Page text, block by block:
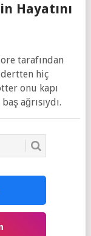
Hayatını
tarafından
dertten hiç
onu kapı
ağrısıydı.